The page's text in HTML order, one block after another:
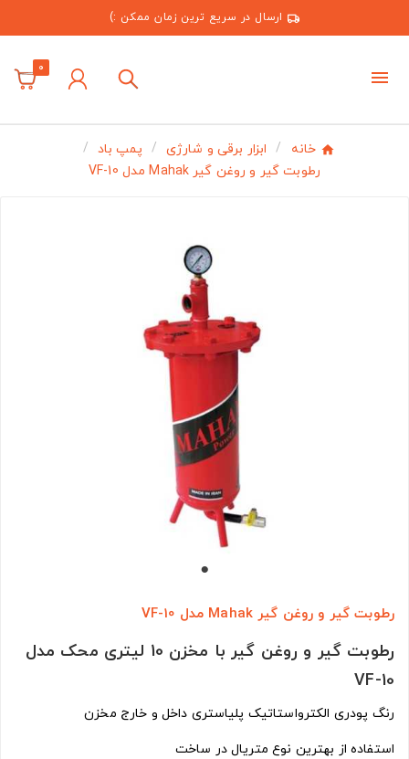
ارسال در سریع ترین زمان ممکن :)
0
خانه ابزار برقی و شارژی
پمپ باد
رطوبت گیر و روغن گیر Mahak مدل VF-10
رطوبت گیر و روغن گیر Mahak مدل VF-10
رطوبت گیر و روغن گیر با مخزن 10 لیتری محک مدل
VF-10
رنگ پودری الکترواستاتیک پلیاستری داخل و خارج مخزن
استفاده از بهترین نوع متریال در ساخت